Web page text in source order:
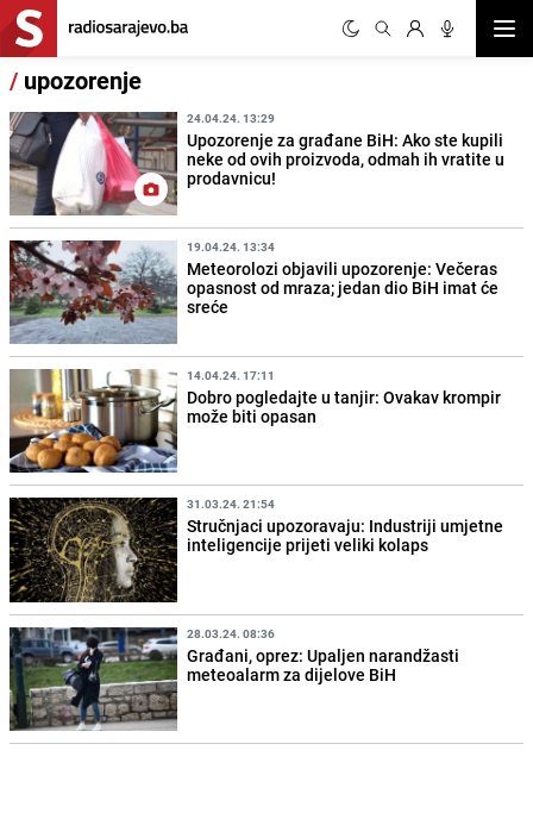
/ upozorenje
24.04.24. 13:29
Upozorenje za građane BiH: Ako ste kupili
neke od ovih proizvoda, odmah ih vratite u
prodavnicu!
19.04.24. 13:34
Meteorolozi objavili upozorenje: Večeras
opasnost od mraza; jedan dio BiH imat će
sreće
14.04.24. 17:11
Dobro pogledajte u tanjir: Ovakav krompir
može biti opasan
31.03.24. 21:54
Stručnjaci upozoravaju: Industriji umjetne
inteligencije prijeti veliki kolaps
28.03.24. 08:36
Građani, oprez: Upaljen narandžasti
meteoalarm za dijelove BiH